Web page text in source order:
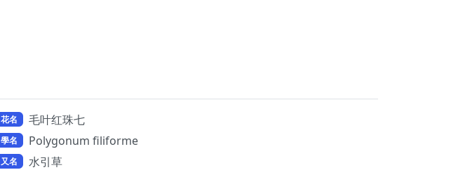
花名 毛叶红珠七
學名 Polygonum filiforme
又名 水引草